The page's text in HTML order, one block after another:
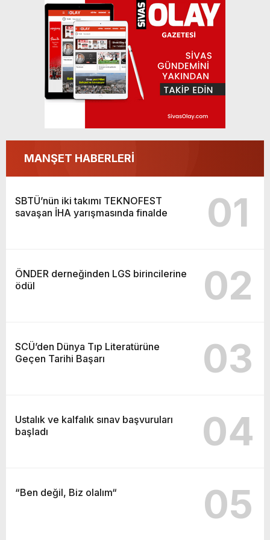
SBTÜ’nün iki takımı TEKNOFEST savaşan
İHA yarışmasında finalde
MANŞET HABERLERİ
SBTÜ’nün iki takımı TEKNOFEST
savaşan İHA yarışmasında finalde
01
ÖNDER derneğinden LGS birincilerine
ödül
02
SCÜ’den Dünya Tıp Literatürüne
Geçen Tarihi Başarı
03
Ustalık ve kalfalık sınav başvuruları
başladı
04
“Ben değil, Biz olalım“ 05